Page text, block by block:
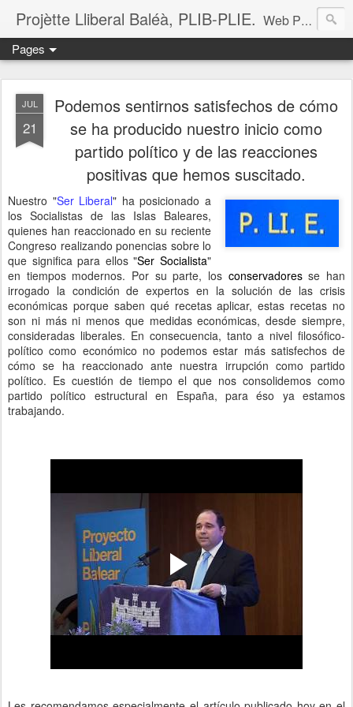
Projètte Lliberal Baléà, PLIB-PLIE. Web Projètte Lliberal Baléà (PLIB-PLIE)
Pages
JUL
21
Podemos sentirnos satisfechos de cómo
se ha producido nuestro inicio como
partido político y de las reacciones
positivas que hemos suscitado.
Nuestro "Ser Liberal" ha posicionado a
los Socialistas de las Islas Baleares,
quienes han reaccionado en su reciente
Congreso realizando ponencias sobre lo
que significa para ellos "Ser Socialista"
en tiempos modernos. Por su parte, los conservadoresse han
irrogado la condición de expertos en la solución de las crisis
económicas porque saben qué recetas aplicar, estas recetas no
son ni más ni menos que medidas económicas, desde siempre,
consideradas liberales. En consecuencia, tanto a nivel filosófico-
político como económico no podemos estar más satisfechos de
cómo se ha reaccionado ante nuestra irrupción como partido
político. Es cuestión de tiempo el que nos consolidemos como
partido político estructural en España, para éso ya estamos
trabajando.